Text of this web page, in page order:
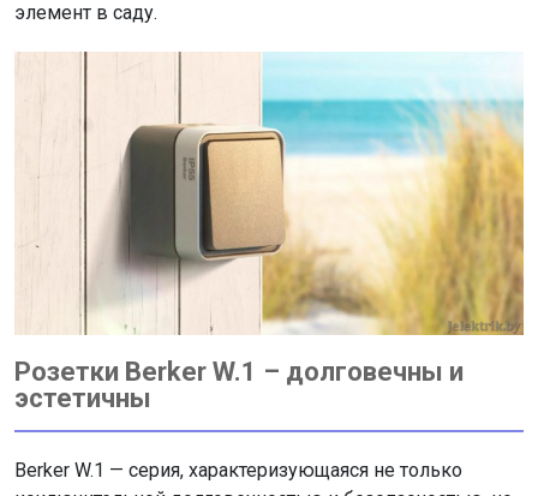
элемент в саду.
Розетки Berker W.1 – долговечны и
эстетичны
Berker W.1 — серия, характеризующаяся не только